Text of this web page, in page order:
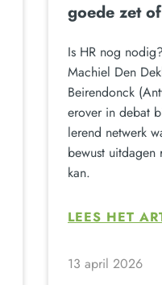
goede zet
Is HR nog
Machiel Den
Beirendonck
erover in debat
lerend netwerk
bewust uitdagen
kan.
LEES HET
13 april 2026